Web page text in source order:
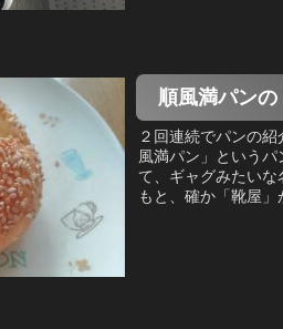
順風満パンの
２回連続でパンの
風満パン」という
て、ギャグみたい
もと、確か「靴屋」